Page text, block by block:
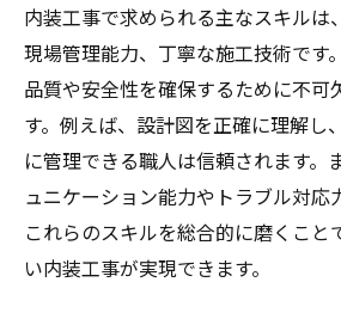
内装工事で求められる主なスキルは
現場管理能力、丁寧な施工技術です
品質や安全性を確保するために不可
す。例えば、設計図を正確に理解し
に管理できる職人は信頼されます。
ュニケーション能力やトラブル対応
これらのスキルを総合的に磨くこと
い内装工事が実現できます。